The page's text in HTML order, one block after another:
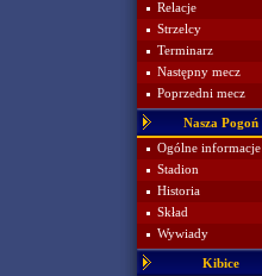
Relacje
Strzelcy
Terminarz
Następny mecz
Poprzedni mecz
Nasza Pogoń
Ogólne informacje
Stadion
Historia
Skład
Wywiady
Kibice